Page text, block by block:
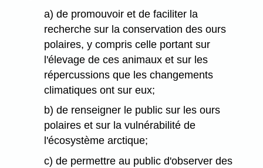
a) de promouvoir et de faciliter la
recherche sur la conservation des ours
polaires, y compris celle portant sur
l'élevage de ces animaux et sur les
répercussions que les changements
climatiques ont sur eux;
b) de renseigner le public sur les ours
polaires et sur la vulnérabilité de
l'écosystème arctique;
c) de permettre au public d'observer des